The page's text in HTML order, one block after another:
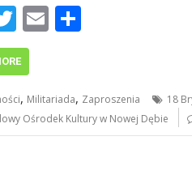
T
w
itt
er
E
l e
, Militariada, Zaproszenia 18
Ośrodek Kultury w Nowej Dębie